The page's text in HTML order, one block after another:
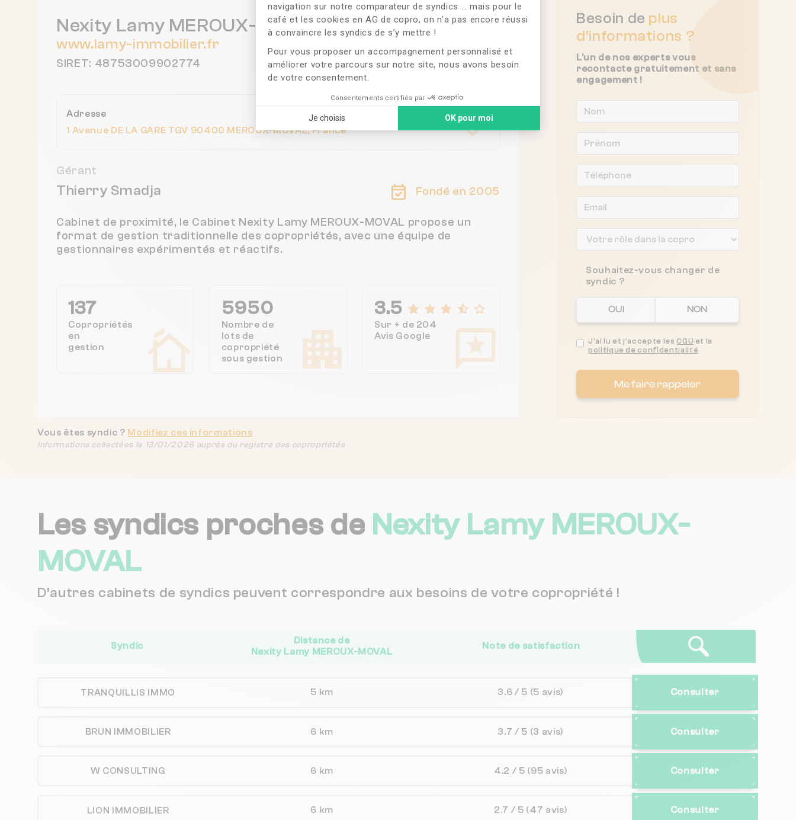
navigation sur notre comparateur de syndics … mais pour le
café et les cookies en AG de copro, on n’a pas encore réussi
à convaincre les syndics de s’y mettre !
Pour vous proposer un accompagnement personnalisé et
améliorer votre parcours sur notre site, nous avons besoin
de votre consentement.
Consentements certifiés par
Je choisis OK pour moi
Axeptio consent
Nexity Lamy MEROUX-MOVAL
www.lamy-immobilier.fr
SIRET: 48753009902774
Adresse
1 Avenue DE LA GARE TGV 90400 MEROUX-MOVAL, France
Gérant
Thierry Smadja Fondé en 2005
Cabinet de proximité, le Cabinet Nexity Lamy MEROUX-MOVAL propose un
format de gestion traditionnelle des copropriétés, avec une équipe de
gestionnaires expérimentés et réactifs.
137
Copropriétés
en
gestion
5950
Nombre de
lots de
copropriété
sous gestion
3.5
Sur + de 204
Avis Google
Besoin de plus
d'informations ?
L'un de nos experts vous
recontacte gratuitement et sans
engagement !
Souhaitez-vous changer de
syndic ?
OUI NON
J'ai lu et j'accepte les CGU et la
politique de confidentialité
Me faire rappeler
Vous êtes syndic ? Modifiez ces informations
Informations collectées le 13/01/2026 auprès du registre des copropriétés
Les syndics proches de Nexity Lamy MEROUX-
MOVAL
D’autres cabinets de syndics peuvent correspondre aux besoins de votre copropriété !
Syndic
Distance de
Nexity Lamy MEROUX-MOVAL
Note de satisfaction
TRANQUILLIS IMMO 5 km 3.6 / 5 (5 avis) Consulter
BRUN IMMOBILIER 6 km 3.7 / 5 (3 avis) Consulter
W CONSULTING 6 km 4.2 / 5 (95 avis) Consulter
LION IMMOBILIER 6 km 2.7 / 5 (47 avis) Consulter